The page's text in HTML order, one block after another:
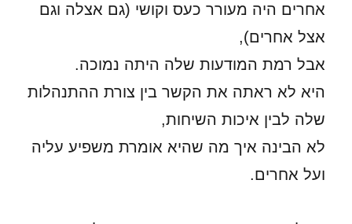
אחרים היה מעורר כעס וקושי (גם אצלה וגם
אצל אחרים),
אבל רמת המודעות שלה היתה נמוכה.
היא לא ראתה את הקשר בין צורת ההתנהלות
שלה לבין איכות השיחות,
לא הבינה איך מה שהיא אומרת משפיע עליה
ועל אחרים.